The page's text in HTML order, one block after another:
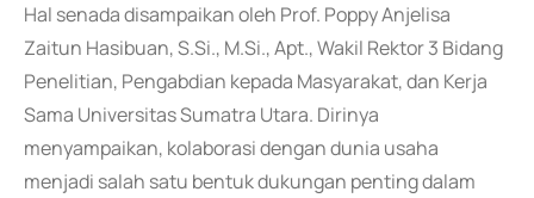
Hal senada disampaikan oleh Prof. Poppy Anjelisa
Zaitun Hasibuan, S.Si., M.Si., Apt., Wakil Rektor 3 Bidang
Penelitian, Pengabdian kepada Masyarakat, dan Kerja
Sama Universitas Sumatra Utara. Dirinya
menyampaikan, kolaborasi dengan dunia usaha
menjadi salah satu bentuk dukungan penting dalam